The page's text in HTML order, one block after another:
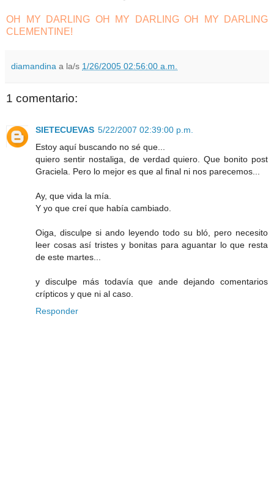
OH MY DARLING OH MY DARLING OH MY DARLING
CLEMENTINE!
diamandina a la/s 1/26/2005 02:56:00 a.m.
1 comentario:
SIETECUEVAS 5/22/2007 02:39:00 p.m.
Estoy aquí buscando no sé que...
quiero sentir nostaliga, de verdad quiero. Que bonito post
Graciela. Pero lo mejor es que al final ni nos parecemos...
Ay, que vida la mía.
Y yo que creí que había cambiado.
Oiga, disculpe si ando leyendo todo su bló, pero necesito
leer cosas así tristes y bonitas para aguantar lo que resta
de este martes...
y disculpe más todavía que ande dejando comentarios
crípticos y que ni al caso.
Responder